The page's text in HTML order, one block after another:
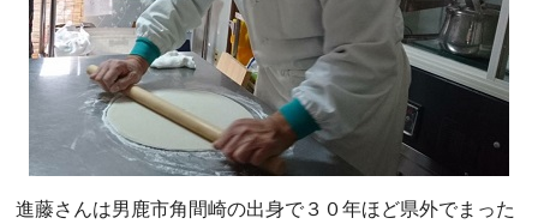
進藤さんは男鹿市角間崎の出身で３０年ほど県外でまった